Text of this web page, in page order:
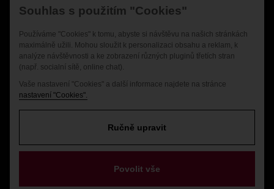
Souhlas s použitím "Cookies"
Používáme "Cookies" k tomu, abyste si návštěvu na našich stránkách
maximálně užili. Mohou sloužit k personalizaci obsahu a reklam, k
analýze návštěvnosti a ke zobrazení různých pluginů třetích stran
(např. socialní sítě, online chat).
Vaše nastavení "Cookies" a další informace najdete na stránce
nastavení "Cookies".
Ručně upravit
Povolit vše
Ochrana osobních údajů
O společnosti
O nás
Projekty EU
www.design-atmosfera.cz